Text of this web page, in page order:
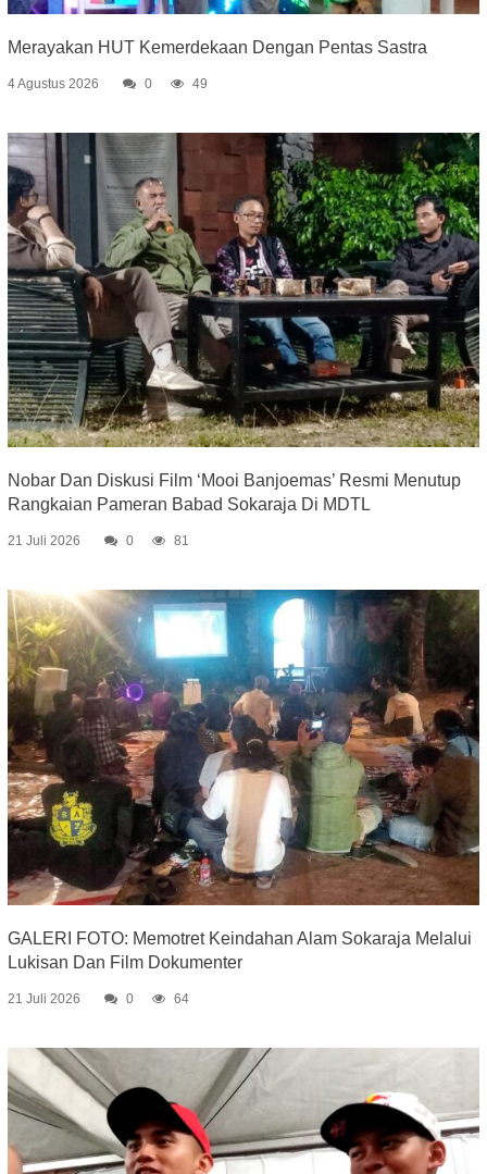
Merayakan HUT Kemerdekaan Dengan Pentas Sastra
4 Agustus 2026 0 49
Nobar Dan Diskusi Film ‘Mooi Banjoemas’ Resmi Menutup
Rangkaian Pameran Babad Sokaraja Di MDTL
21 Juli 2026 0 81
GALERI FOTO: Memotret Keindahan Alam Sokaraja Melalui
Lukisan Dan Film Dokumenter
21 Juli 2026 0 64